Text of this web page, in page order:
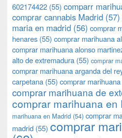
602174422 (55) comparr
comprar cannabis Madrid (57)
maria en madrid (56) comprar
henares (55) comprar marihuana
comprar marihuana alonso
alto de extremadura (55) comprar
comprar marihuana arganda del
carpetana (55) comprar
comprar marihuana de
comprar marihuana en
marihuana en Madrid (54) comprar
madrid (55) comprar